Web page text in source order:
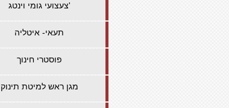
צעצועי גומי וינטג'
תעאי- איטליה
פוסטרי חינוך
מגן ראש למיטת תינוק